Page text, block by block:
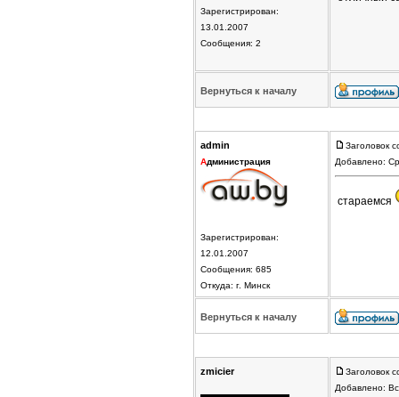
Зарегистрирован:
13.01.2007
Сообщения: 2
Вернуться к началу
admin
Администрация
Зарегистрирован:
12.01.2007
Сообщения: 685
Откуда: г. Минск
Заголовок
Добавлено:
стараемся
Вернуться к началу
zmicier
Заголовок
Добавлено: